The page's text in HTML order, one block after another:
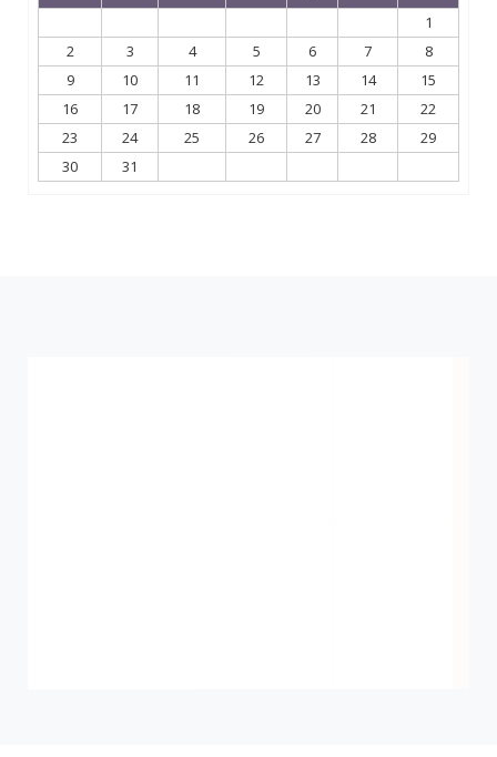
1
2
3 4 5 6 7
8
9
10 11 12 13 14
15
16
17 18 19 20 21
22
23
24 25 26 27 28
29
30
31